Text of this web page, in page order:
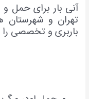
آنی بار برای حمل
تهران و شهرستان
باربری و تخصصی را